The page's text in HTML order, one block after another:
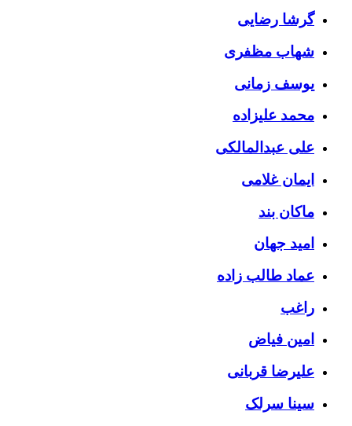
گرشا رضایی
شهاب مظفری
یوسف زمانی
محمد علیزاده
علی عبدالمالکی
ایمان غلامی
ماکان بند
امید جهان
عماد طالب زاده
راغب
امین فیاض
علیرضا قربانی
سینا سرلک